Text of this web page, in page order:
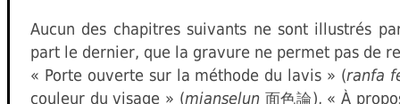
Aucun des chapitres suivants ne sont illustrés
part le dernier, que la gravure ne permet pas de
« Porte ouverte sur la méthode du lavis » (ranfa
couleur du visage » (mianselun 面色論), « À